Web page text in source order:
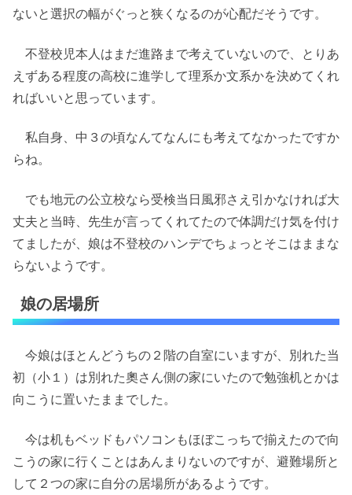
ないと選択の幅がぐっと狭くなるのが心配だそうです。
不登校児本人はまだ進路まで考えていないので、とりあ
えずある程度の高校に進学して理系か文系かを決めてくれ
ればいいと思っています。
私自身、中３の頃なんてなんにも考えてなかったですか
らね。
でも地元の公立校なら受検当日風邪さえ引かなければ大
丈夫と当時、先生が言ってくれてたので体調だけ気を付け
てましたが、娘は不登校のハンデでちょっとそこはままな
らないようです。
娘の居場所
今娘はほとんどうちの２階の自室にいますが、別れた当
初（小１）は別れた奧さん側の家にいたので勉強机とかは
向こうに置いたままでした。
今は机もベッドもパソコンもほぼこっちで揃えたので向
こうの家に行くことはあんまりないのですが、避難場所と
して２つの家に自分の居場所があるようです。